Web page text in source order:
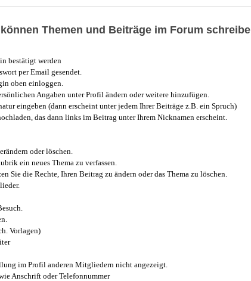
Themen und Beiträge im Forum
bestätigt werden
per Email gesendet.
oben einloggen.
Angaben unter Profil ändern oder weitere hinzufügen.
eingeben (dann erscheint unter jedem Ihrer Beiträge z.B. ein Spruch)
das dann links im Beitrag unter Ihrem Nicknamen erscheint.
oder löschen.
ein neues Thema zu verfassen.
Sie die Rechte, Ihren Beitrag zu ändern oder das Thema zu löschen.
Vorlagen)
im Profil anderen Mitgliedern nicht angezeigt.
Anschrift oder Telefonnummer